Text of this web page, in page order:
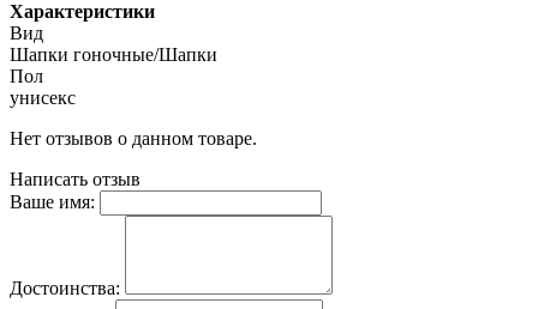
Характеристики
Вид
Шапки гоночные/Шапки
Пол
унисекс
Нет отзывов о данном товаре.
Написать отзыв
Ваше имя:
Достоинства: